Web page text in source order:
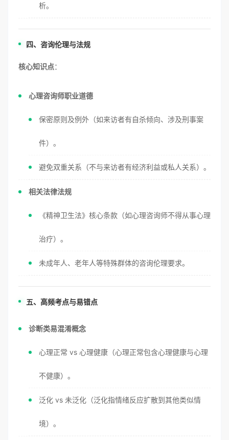
析。
四、咨询伦理与法规
核心知识点：
心理咨询师职业道德
保密原则及例外（如来访者有自杀倾向、涉及刑事案
件）。
避免双重关系（不与来访者有经济利益或私人关系）。
相关法律法规
《精神卫生法》核心条款（如心理咨询师不得从事心理
治疗）。
未成年人、老年人等特殊群体的咨询伦理要求。
五、高频考点与易错点
诊断类易混淆概念
心理正常 vs 心理健康（心理正常包含心理健康与心理
不健康）。
泛化 vs 未泛化（泛化指情绪反应扩散到其他类似情
境）。